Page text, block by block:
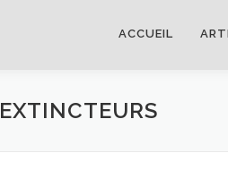
ACCUEIL
EXTINCTEURS